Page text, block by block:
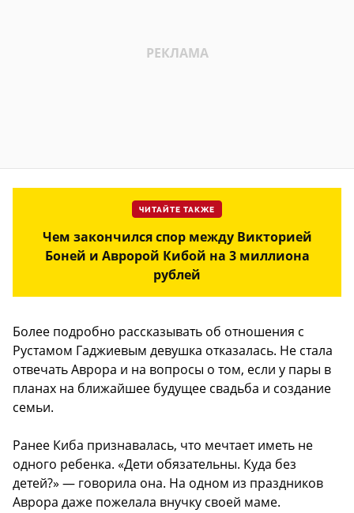
ЧИТАЙТЕ ТАКЖЕ
Чем закончился спор между Викторией
Боней и Авророй Кибой на 3 миллиона
рублей
Более подробно рассказывать об отношения с
Рустамом Гаджиевым девушка отказалась. Не стала
отвечать Аврора и на вопросы о том, если у пары в
планах на ближайшее будущее свадьба и создание
семьи.
Ранее Киба признавалась, что мечтает иметь не
одного ребенка. «Дети обязательны. Куда без
детей?» — говорила она. На одном из праздников
Аврора даже пожелала внучку своей маме.